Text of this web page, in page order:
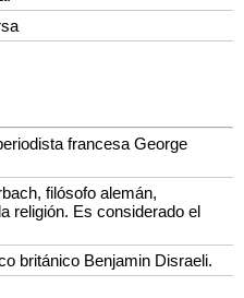
francesa George
filósofo alemán,
religión. Es considerado el
británico Benjamin Disraeli.